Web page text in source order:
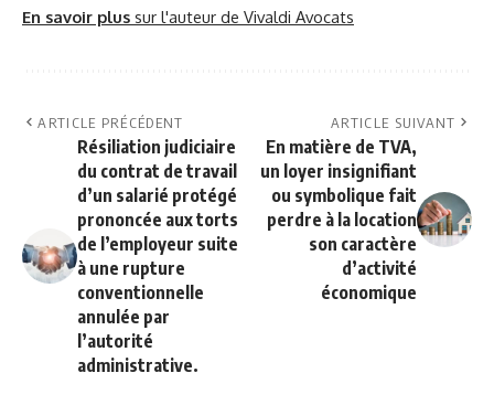
En savoir plus sur l'auteur de Vivaldi Avocats
ARTICLE PRÉCÉDENT
Résiliation judiciaire
du contrat de travail
d’un salarié protégé
prononcée aux torts
de l’employeur suite
à une rupture
conventionnelle
annulée par
l’autorité
administrative.
ARTICLE SUIVANT
En matière de TVA,
un loyer insignifiant
ou symbolique fait
perdre à la location
son caractère
d’activité
économique